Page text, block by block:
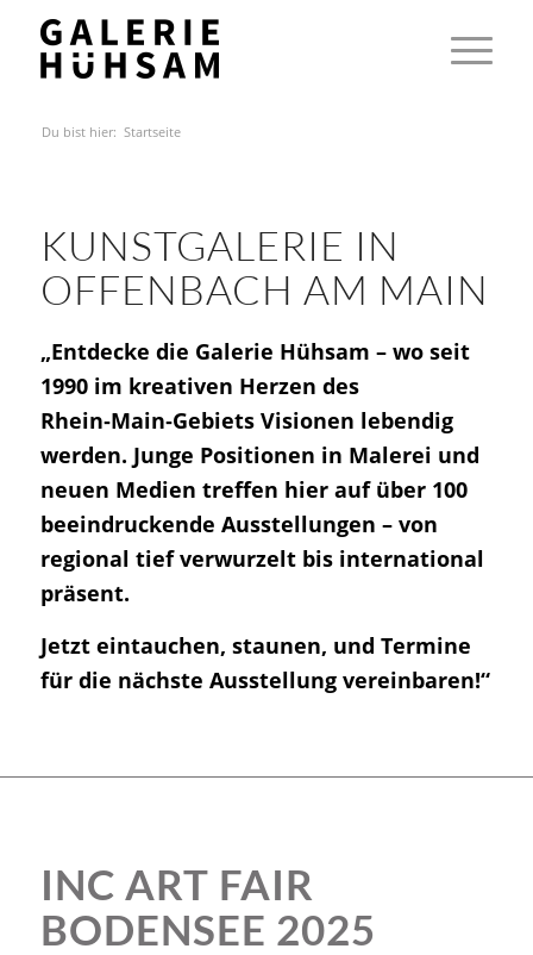
Du bist hier: Startseite
KUNSTGALERIE IN
OFFENBACH AM MAIN
„Entdecke die Galerie Hühsam – wo seit
1990 im kreativen Herzen des
Rhein‑Main‑Gebiets Visionen lebendig
werden. Junge Positionen in Malerei und
neuen Medien treffen hier auf über 100
beeindruckende Ausstellungen – von
regional tief verwurzelt bis international
präsent.
Jetzt eintauchen, staunen, und Termine
für die nächste Ausstellung vereinbaren!“
INC ART FAIR
BODENSEE 2025